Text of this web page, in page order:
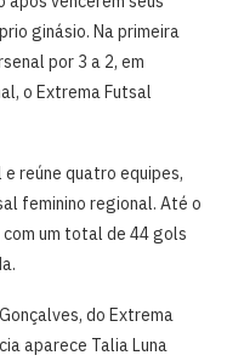
ginásio. Na primeira
por 3 a 2, em
o Extrema Futsal
reúne quatro equipes,
feminino regional. Até o
um total de 44 gols
do Extrema
aparece Talia Luna